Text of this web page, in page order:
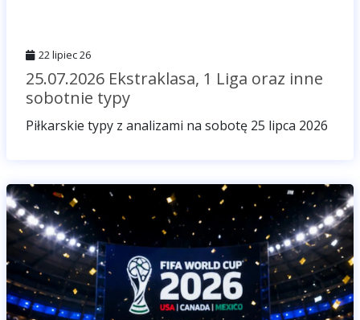
22 lipiec 26
25.07.2026 Ekstraklasa, 1 Liga oraz inne
sobotnie typy
Piłkarskie typy z analizami na sobotę 25 lipca 2026